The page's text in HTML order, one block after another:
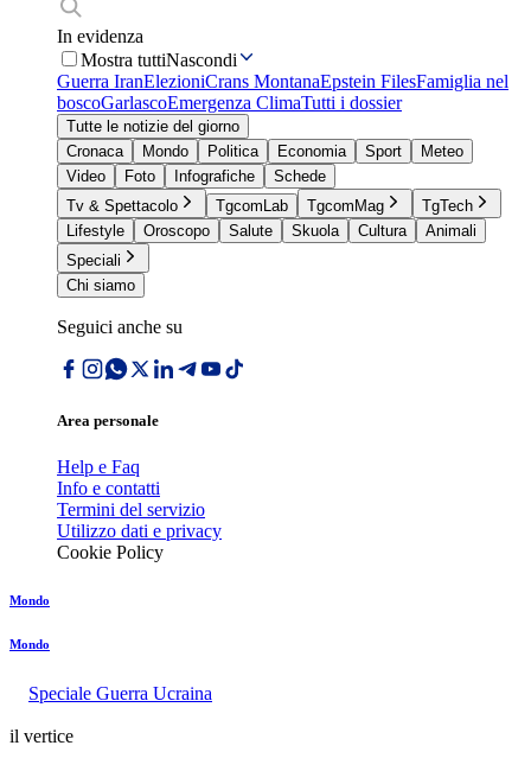
In evidenza
Mostra tuttiNascondi
Guerra IranElezioniCrans MontanaEpstein FilesFamiglia nel
boscoGarlascoEmergenza ClimaTutti i dossier
Tutte le notizie del giorno
Cronaca
Mondo Politica Economia Sport
Meteo
Video
Foto Infografiche
Schede
Tv & Spettacolo
TgcomLab TgcomMag
TgTech
Lifestyle
Oroscopo Salute Skuola Cultura
Animali
Speciali
Chi siamo
Seguici anche su
Area personale
Help e Faq
Info e contatti
Termini del servizio
Utilizzo dati e privacy
Cookie Policy
Mondo
Mondo
Speciale Guerra Ucraina
il vertice